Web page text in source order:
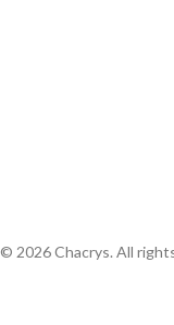
© 2026 Chacrys. All